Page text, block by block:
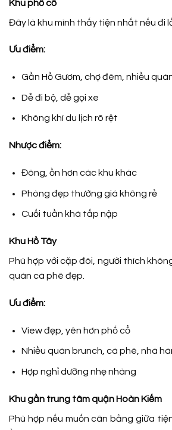
Khu phố cổ
Đây là khu mình thấy tiện nhất nếu đi
Ưu điểm:
Gần Hồ Gươm, chợ đêm, nhiều
Dễ đi bộ, dễ gọi xe
Không khí du lịch rõ rệt
Nhược điểm:
Đông, ồn hơn các khu khác
Phòng đẹp thường giá không rẻ
Cuối tuần khá tấp nập
Khu Hồ Tây
Phù hợp với cặp đôi, người thích
quán cà phê đẹp.
Ưu điểm:
View đẹp, yên hơn phố cổ
Nhiều quán brunch, cà phê, nhà
Hợp nghỉ dưỡng nhẹ nhàng
Khu gần trung tâm quận Hoàn Kiếm
Phù hợp nếu muốn cân bằng giữa